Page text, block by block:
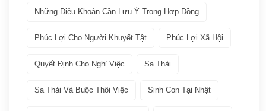
Nenkin (3)
Phúc lợi xã hội(2)
Những Điều Khoản Cần Lưu Ý Trong Hợp Đồng
Phúc Lợi Cho Người Khuyết Tật Phúc Lợi Xã Hội
Quyết Định Cho Nghỉ Việc Sa Thải
Sa Thải Và Buộc Thôi Việc Sinh Con Tại Nhật